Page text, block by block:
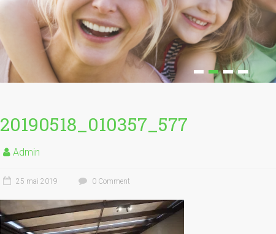
20190518_010357_577
Admin
25 mai 2019 0 Comment